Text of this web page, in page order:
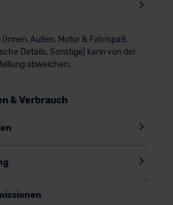
Außen, Motor & Fahrspaß,
Details, Sonstige) kann von der
abweichen.
& Verbrauch